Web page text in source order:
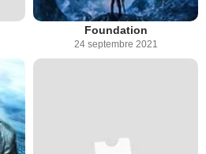
Foundation
24 septembre 2021